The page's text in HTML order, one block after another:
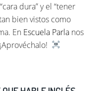
dura” y el “tener
bien vistos como
En Escuela Parlanos